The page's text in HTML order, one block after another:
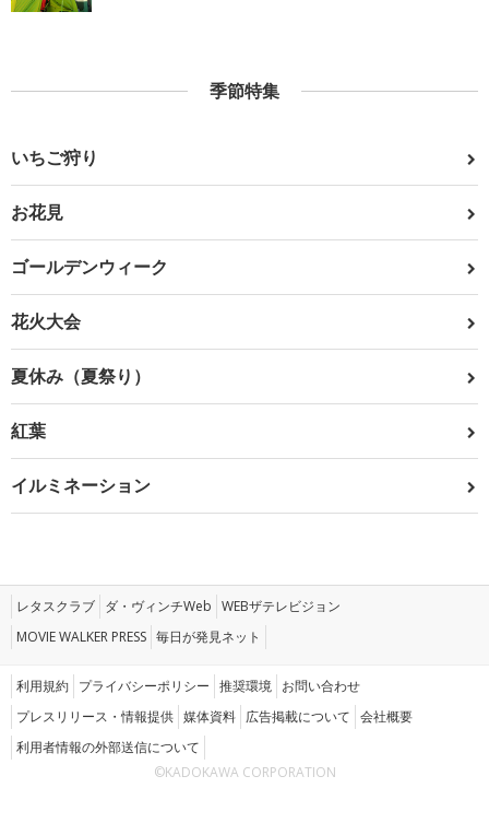
季節特集
いちご狩り
お花見
ゴールデンウィーク
花火大会
夏休み（夏祭り）
紅葉
イルミネーション
レタスクラブ ダ・ヴィンチWeb WEBザテレビジョン
MOVIE WALKER PRESS 毎日が発見ネット
利用規約 プライバシーポリシー 推奨環境 お問い合わせ
プレスリリース・情報提供 媒体資料 広告掲載について 会社概要
利用者情報の外部送信について
©KADOKAWA CORPORATION